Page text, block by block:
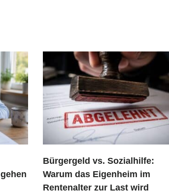
Bürgergeld vs. Sozialhilfe:
Warum das Eigenheim im
Rentenalter zur Last wird